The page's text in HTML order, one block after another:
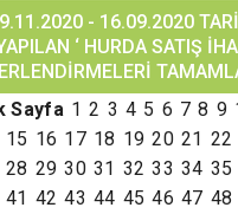
- 16.09.2020
‘ HURDA SATIŞ
Sayfa 1 2 3 4 5 6 7 8 9
15 16 17 18 19 20 21 22
28 29 30 31 32 33 34 35
41 42 43 44 45 46 47 48